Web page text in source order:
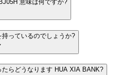
意味は何ですか?
っているのでしょうか?
らどうなります HUA XIA BANK?